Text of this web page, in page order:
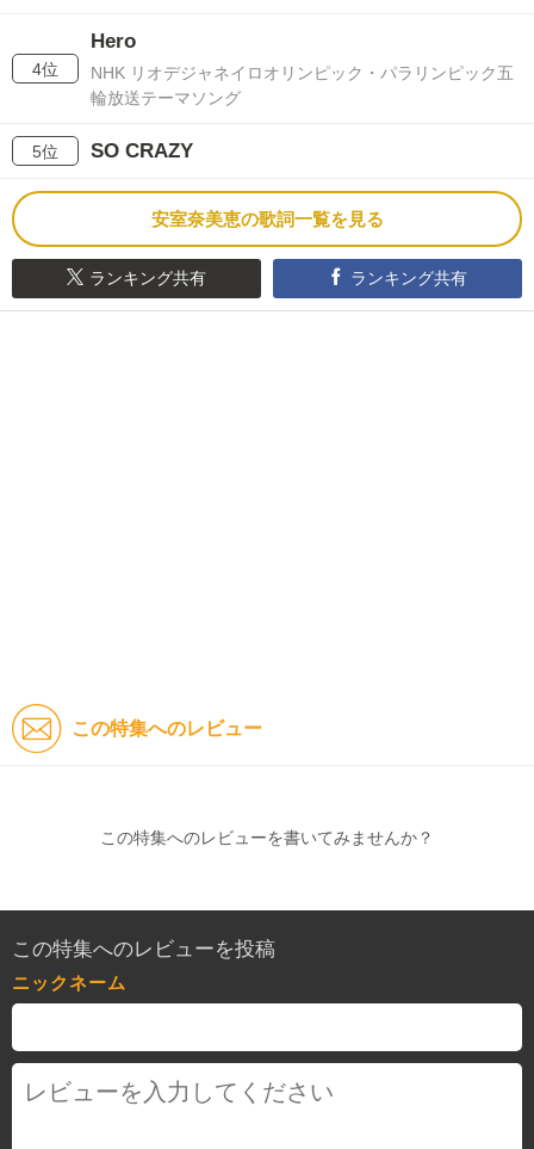
4位
Hero
NHK リオデジャネイロオリンピック・パラリンピック五
輪放送テーマソング
5位 SO CRAZY
安室奈美恵の歌詞一覧を見る
ランキング共有 ランキング共有
この特集へのレビュー
この特集へのレビューを書いてみませんか？
この特集へのレビューを投稿
ニックネーム